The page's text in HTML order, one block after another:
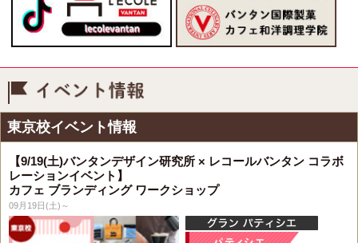
東京校イベント情報
【9/19(土)バンタンデザイン研究所 × レコールバンタン コラボ
レーションイベント】
カフェ ブランディング ワークショップ
09月19日(土)～